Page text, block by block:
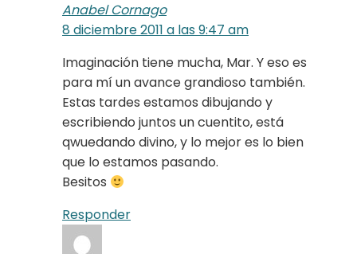
Anabel Cornago
8 diciembre 2011 a las 9:47 am
Imaginación tiene mucha, Mar. Y eso es
para mí un avance grandioso también.
Estas tardes estamos dibujando y
escribiendo juntos un cuentito, está
qwuedando divino, y lo mejor es lo bien
que lo estamos pasando.
Besitos
Responder